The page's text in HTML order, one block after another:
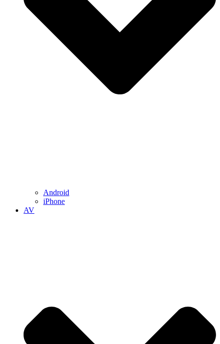
Android
iPhone
AV